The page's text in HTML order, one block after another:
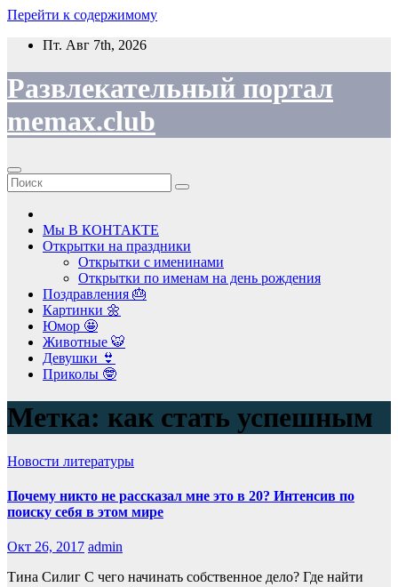
Перейти к содержимому
Пт. Авг 7th, 2026
Развлекательный портал
memax.club
Мы В КОНТАКТЕ
Открытки на праздники
Открытки с именинами
Открытки по именам на день рождения
Поздравления 🎂
Картинки 🌼
Юмор 🤩
Животные 🐯
Девушки 👙
Приколы 🤓
Метка: как стать успешным
Новости литературы
Почему никто не рассказал мне это в 20? Интенсив по
поиску себя в этом мире
Окт 26, 2017 admin
Тина Силиг С чего начинать собственное дело? Где найти